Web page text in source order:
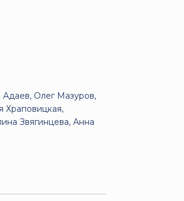
Олег Мазуров,
Храповицкая,
Звягинцева, Анна